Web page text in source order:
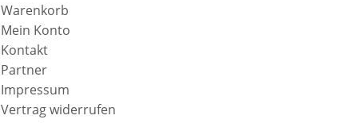
Warenkorb
Mein Konto
Kontakt
Partner
Impressum
Vertrag widerrufen